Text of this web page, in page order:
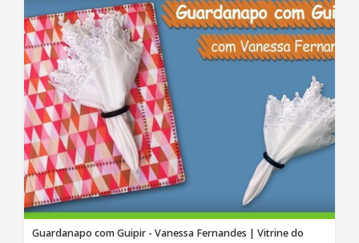
Guardanapo com Guipir - Vanessa Fernandes | Vitrine do